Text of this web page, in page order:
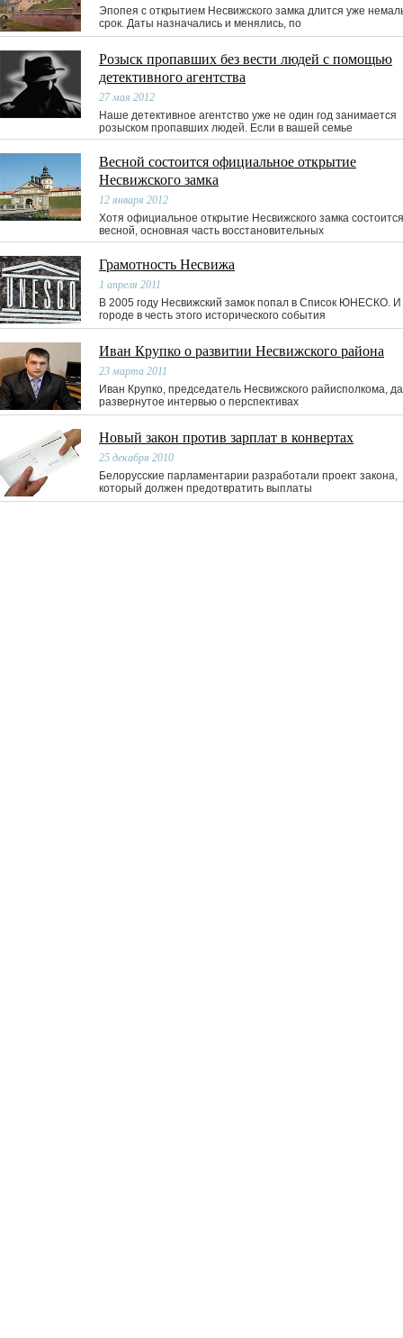
Эпопея с открытием Несвижского замка длится уже
срок. Даты назначались и менялись, по
Розыск пропавших без вести людей с помощью
детективного агентства
27 мая 2012
Наше детективное агентство уже не один год занимается
розыском пропавших людей. Если в вашей семье
Весной состоится официальное открытие
Несвижского замка
12 января 2012
Хотя официальное открытие Несвижского замка состоится
весной, основная часть восстановительных
Грамотность Несвижа
1 апреля 2011
В 2005 году Несвижский замок попал в Список ЮНЕСКО. И
городе в честь этого исторического события
Иван Крупко о развитии Несвижского района
23 марта 2011
Иван Крупко, председатель Несвижского райисполкома,
развернутое интервью о перспективах
Новый закон против зарплат в конвертах
25 декабря 2010
Белорусские парламентарии разработали проект закона,
который должен предотвратить выплаты